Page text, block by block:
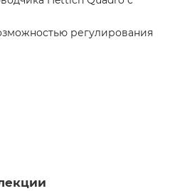
регулирования